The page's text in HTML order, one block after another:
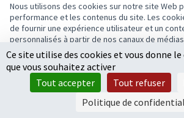
Nous utilisons des cookies sur notre site Web
performance et les contenus du site. Les
de fournir une expérience utilisateur et un
personnalisés à partir de nos canaux de
Tout accepter
Accepter seulement les cookies
Paramètres
Conditions d'utilisation
Paramètres des cookies
Ecrivons Angers sur X
(Lien externe)
Ecrivons Angers sur Facebook
(Lien externe)
logiciel libre Decidim
(Lien
.
Ce site utilise des cookies et vous donne
que vous souhaitez activer
Tout accepter
Tout refuser
Politique de